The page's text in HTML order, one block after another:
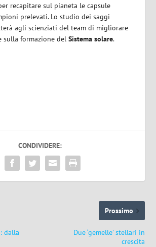
recapitare sul pianeta le capsule
prelevati. Lo studio dei saggi
agli scienziati del team di migliorare
sulla formazione delSistema solare.
CONDIVIDERE:
dalla
Prossimo
Due ‘gemelle’ stellari in
crescita